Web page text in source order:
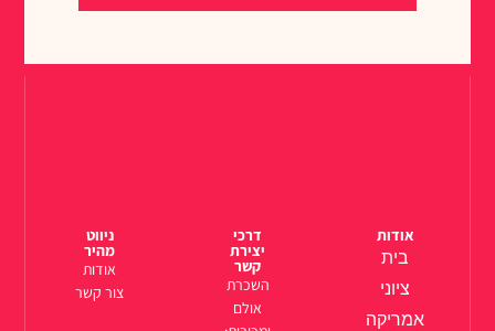
אודות
בית
ציוני
אמריקה
דרכי
יצירת
קשר
השכרת
אולם
ניווט
מהיר
אודות
צור קשר